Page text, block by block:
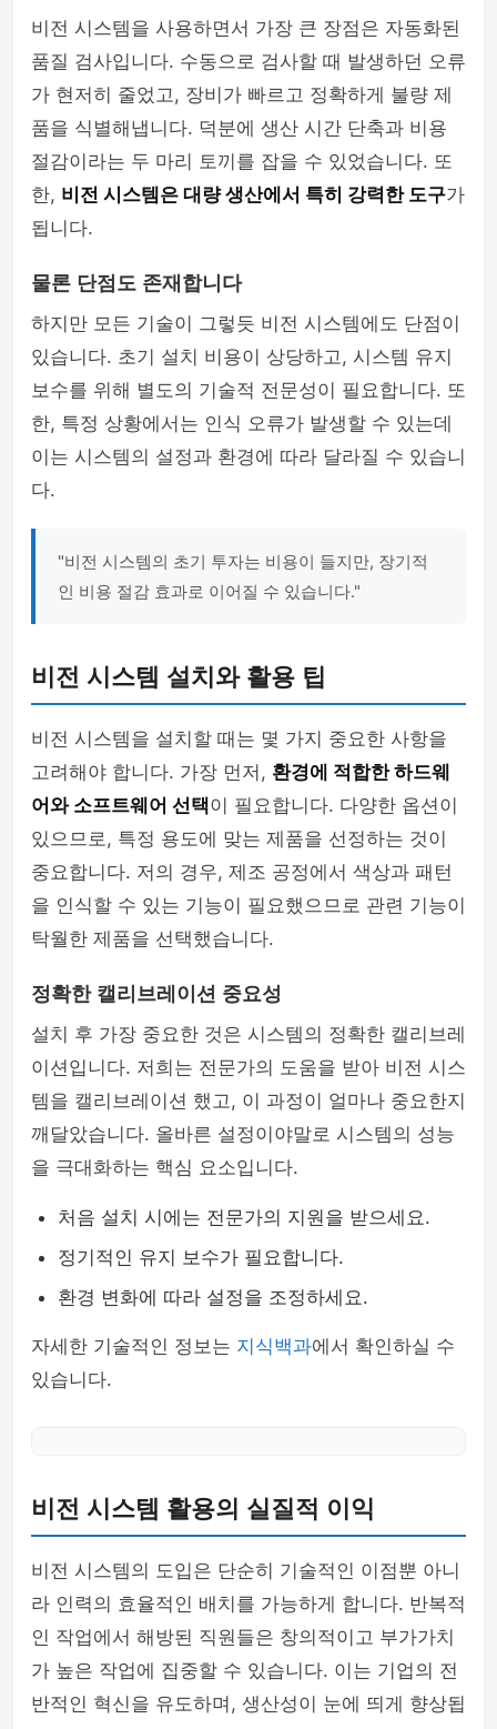
비전 시스템을 사용하면서 가장 큰 장점은 자동화된
품질 검사입니다. 수동으로 검사할 때 발생하던 오류
가 현저히 줄었고, 장비가 빠르고 정확하게 불량 제
품을 식별해냅니다. 덕분에 생산 시간 단축과 비용
절감이라는 두 마리 토끼를 잡을 수 있었습니다. 또
한, 비전 시스템은 대량 생산에서 특히 강력한 도구가
됩니다.
물론 단점도 존재합니다
하지만 모든 기술이 그렇듯 비전 시스템에도 단점이
있습니다. 초기 설치 비용이 상당하고, 시스템 유지
보수를 위해 별도의 기술적 전문성이 필요합니다. 또
한, 특정 상황에서는 인식 오류가 발생할 수 있는데
이는 시스템의 설정과 환경에 따라 달라질 수 있습니
다.
"비전 시스템의 초기 투자는 비용이 들지만, 장기적
인 비용 절감 효과로 이어질 수 있습니다."
비전 시스템 설치와 활용 팁
비전 시스템을 설치할 때는 몇 가지 중요한 사항을
고려해야 합니다. 가장 먼저, 환경에 적합한 하드웨
어와 소프트웨어 선택이 필요합니다. 다양한 옵션이
있으므로, 특정 용도에 맞는 제품을 선정하는 것이
중요합니다. 저의 경우, 제조 공정에서 색상과 패턴
을 인식할 수 있는 기능이 필요했으므로 관련 기능이
탁월한 제품을 선택했습니다.
정확한 캘리브레이션 중요성
설치 후 가장 중요한 것은 시스템의 정확한 캘리브레
이션입니다. 저희는 전문가의 도움을 받아 비전 시스
템을 캘리브레이션 했고, 이 과정이 얼마나 중요한지
깨달았습니다. 올바른 설정이야말로 시스템의 성능
을 극대화하는 핵심 요소입니다.
처음 설치 시에는 전문가의 지원을 받으세요.
정기적인 유지 보수가 필요합니다.
환경 변화에 따라 설정을 조정하세요.
자세한 기술적인 정보는 지식백과에서 확인하실 수
있습니다.
비전 시스템 활용의 실질적 이익
비전 시스템의 도입은 단순히 기술적인 이점뿐 아니
라 인력의 효율적인 배치를 가능하게 합니다. 반복적
인 작업에서 해방된 직원들은 창의적이고 부가가치
가 높은 작업에 집중할 수 있습니다. 이는 기업의 전
반적인 혁신을 유도하며, 생산성이 눈에 띄게 향상됩